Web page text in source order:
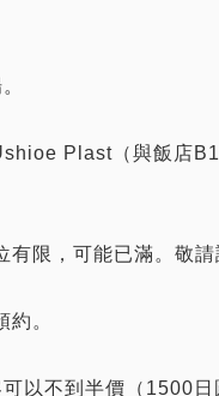
Plast（與飯店B1
有限，可能已滿。敬請
約。
可以不到半價（1500